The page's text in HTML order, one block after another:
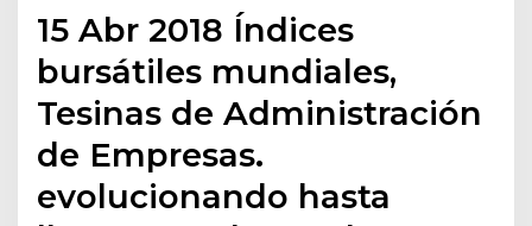
15 Abr 2018 Índices
bursátiles mundiales,
Tesinas de Administración
de Empresas.
evolucionando hasta